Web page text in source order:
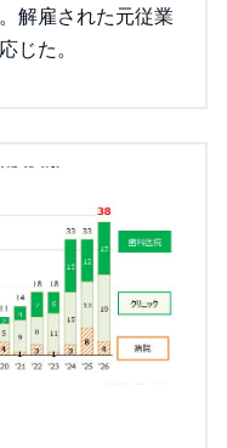
解雇された元従業
じた。